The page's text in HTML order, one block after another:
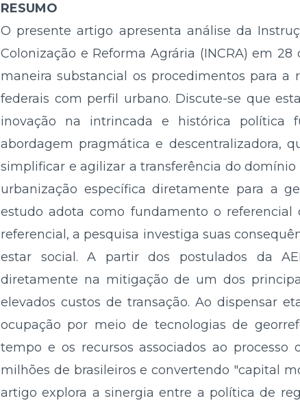
RESUMO
O presente artigo apresenta análise da
Colonização e Reforma Agrária (INCRA) em
maneira substancial os procedimentos para a
federais com perfil urbano. Discute-se que
inovação na intrincada e histórica política
abordagem pragmática e descentralizadora,
simplificar e agilizar a transferência do
urbanização específica diretamente para a
estudo adota como fundamento o referencial
referencial, a pesquisa investiga suas
estar social. A partir dos postulados da
diretamente na mitigação de um dos
elevados custos de transação. Ao dispensar
ocupação por meio de tecnologias de
tempo e os recursos associados ao
milhões de brasileiros e convertendo "capital
artigo explora a sinergia entre a política de